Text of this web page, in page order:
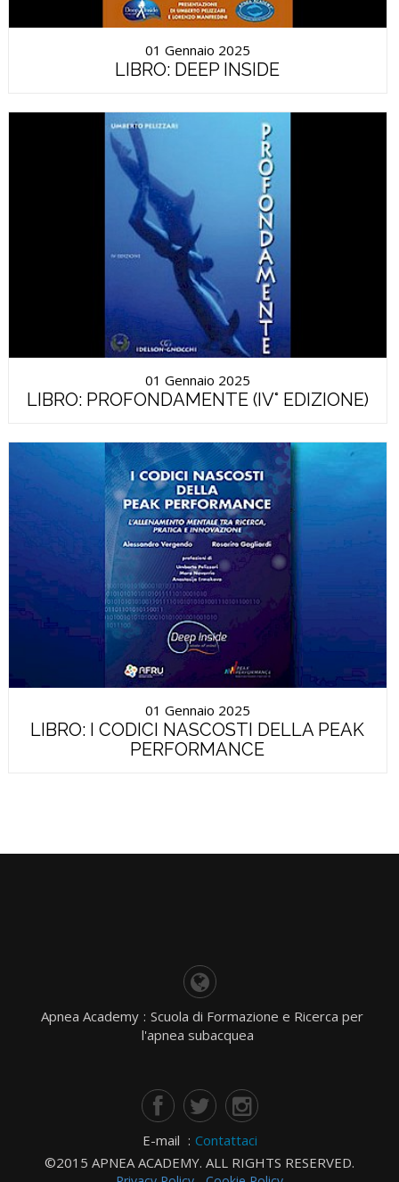
01 Gennaio 2025
LIBRO: DEEP INSIDE
01 Gennaio 2025
LIBRO: PROFONDAMENTE (IV° EDIZIONE)
01 Gennaio 2025
LIBRO: I CODICI NASCOSTI DELLA PEAK
PERFORMANCE
Apnea Academy : Scuola di Formazione e Ricerca per
l'apnea subacquea
E-mail : Contattaci
©2015 APNEA ACADEMY. ALL RIGHTS RESERVED.